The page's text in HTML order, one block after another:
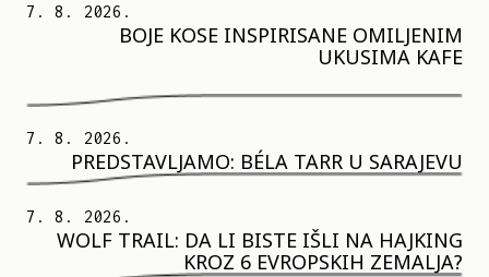
7. 8. 2026.
BOJE KOSE INSPIRISANE OMILJENIM
UKUSIMA KAFE
7. 8. 2026.
PREDSTAVLJAMO: BÉLA TARR U SARAJEVU
7. 8. 2026.
WOLF TRAIL: DA LI BISTE IŠLI NA HAJKING
KROZ 6 EVROPSKIH ZEMALJA?